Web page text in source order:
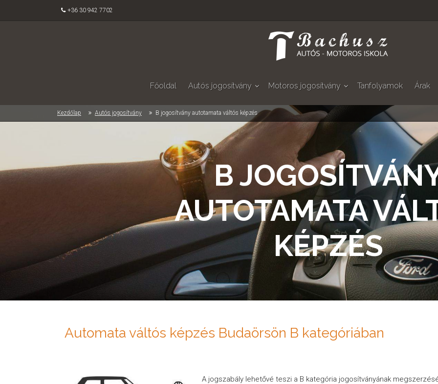
+36 30 942 7702
Főoldal Autós jogosítvány Motoros jogosítvány Tanfolyamok Árak
Kezdőlap Autós jogosítvány B jogosítvány autotamata váltós képzés
B
AUTOTAMATA
KÉPZÉS
Automata váltós képzés Budaörsön B kategóriában
A jogszabály lehetővé teszi a B kategória jogosítványának